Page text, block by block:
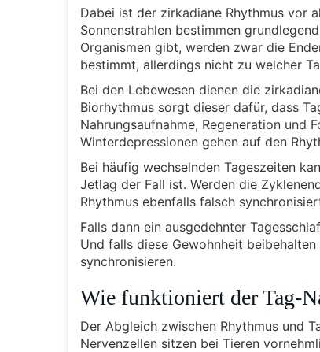
Dabei ist der zirkadiane Rhythmus vor
Sonnenstrahlen bestimmen
Organismen gibt, werden zwar die
bestimmt, allerdings nicht zu welcher
Bei den Lebewesen dienen die
Biorhythmus sorgt dieser dafür, dass
Nahrungsaufnahme, Regeneration und
Winterdepressionen gehen auf den
Bei häufig wechselnden Tageszeiten
Jetlag der Fall ist. Werden die
Rhythmus ebenfalls falsch
Falls dann ein ausgedehnter
Und falls diese Gewohnheit
synchronisieren.
Wie funktioniert der Tag-
Der Abgleich zwischen Rhythmus und
Nervenzellen sitzen bei Tieren